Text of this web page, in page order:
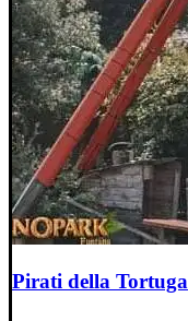
Pirati della Tortuga